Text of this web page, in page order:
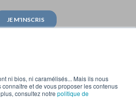
ni bios, ni caramélisés... Mais ils nous
et de vous proposer les contenus
consultez notre politique de
Contactez-nous !